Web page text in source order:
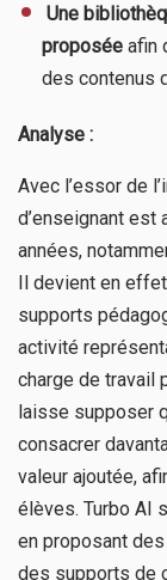
Une
proposée afin
des contenus
Analyse :
Avec l’essor de
d’enseignant est
années,
Il devient en
supports
activité
charge de travail
laisse supposer
consacrer
valeur ajoutée,
élèves. Turbo AI
en proposant
des supports de